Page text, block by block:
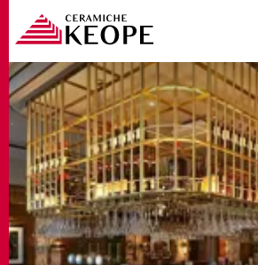
PROJEKTE